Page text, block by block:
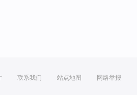
联系我们 站点地图 网络举报